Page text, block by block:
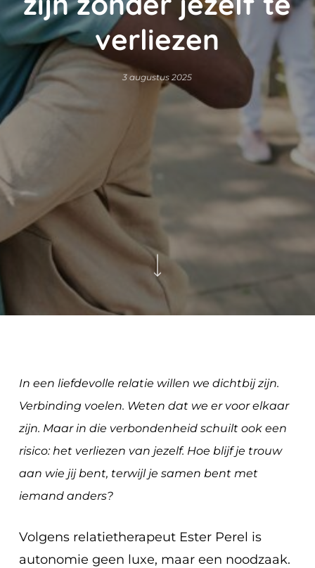
verliezen
3 augustus 2025
In een liefdevolle relatie willen we dichtbij zijn.
Verbinding voelen. Weten dat we er voor elkaar
zijn. Maar in die verbondenheid schuilt ook een
risico: het verliezen van jezelf. Hoe blijf je trouw
aan wie jij bent, terwijl je samen bent met
iemand anders?
Volgens relatietherapeut Ester Perel is
autonomie geen luxe, maar een noodzaak.